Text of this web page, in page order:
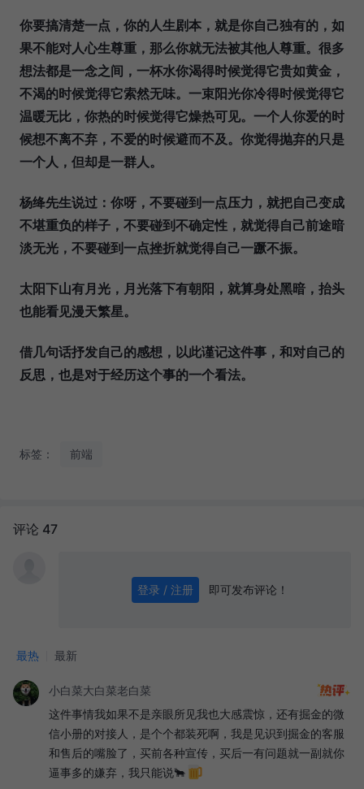
你要搞清楚一点，你的人生剧本，就是你自己独有的，如
果不能对人心生尊重，那么你就无法被其他人尊重。很多
想法都是一念之间，一杯水你渴得时候觉得它贵如黄金，
不渴的时候觉得它索然无味。一束阳光你冷得时候觉得它
温暖无比，你热的时候觉得它燥热可见。一个人你爱的时
候想不离不弃，不爱的时候避而不及。你觉得抛弃的只是
一个人，但却是一群人。
杨绛先生说过：你呀，不要碰到一点压力，就把自己变成
不堪重负的样子，不要碰到不确定性，就觉得自己前途暗
淡无光，不要碰到一点挫折就觉得自己一蹶不振。
太阳下山有月光，月光落下有朝阳，就算身处黑暗，抬头
也能看见漫天繁星。
借几句话抒发自己的感想，以此谨记这件事，和对自己的
反思，也是对于经历这个事的一个看法。
标签： 前端
评论 47
登录 / 注册 即可发布评论！
最热 最新
小白菜大白菜老白菜
这件事情我如果不是亲眼所见我也大感震惊，还有掘金的微
信小册的对接人，是个个都装死啊，我是见识到掘金的客服
和售后的嘴脸了，买前各种宣传，买后一有问题就一副就你
逼事多的嫌弃，我只能说🐂